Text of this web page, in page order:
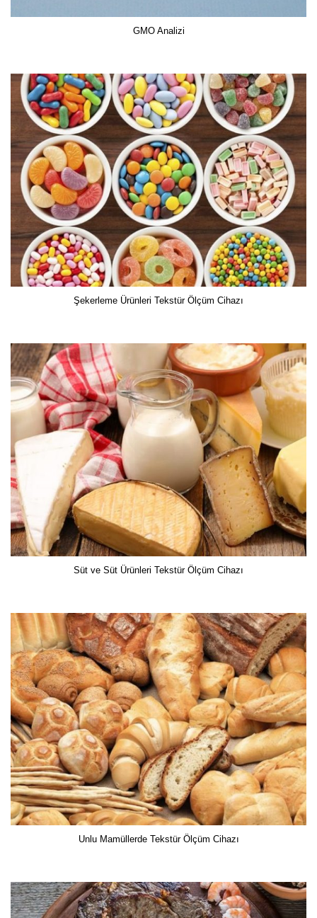
GMO Analizi
Şekerleme Ürünleri Tekstür Ölçüm Cihazı
Süt ve Süt Ürünleri Tekstür Ölçüm Cihazı
Unlu Mamüllerde Tekstür Ölçüm Cihazı